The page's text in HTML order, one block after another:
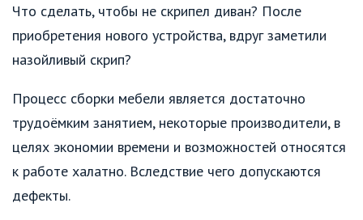
Что сделать, чтобы не скрипел диван? После
приобретения нового устройства, вдруг заметили
назойливый скрип?
Процесс сборки мебели является достаточно
трудоёмким занятием, некоторые производители, в
целях экономии времени и возможностей относятся
к работе халатно. Вследствие чего допускаются
дефекты.